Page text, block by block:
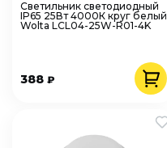
Светильник светодиодный
IP65 25Вт 4000К круг белый
Wolta LCL04-25W-R01-4K
388 ₽